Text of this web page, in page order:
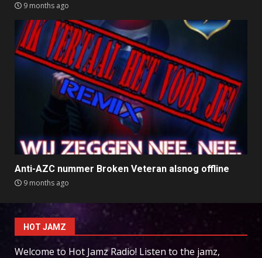
9 months ago
Anti-AZC nummer Broken Veteran alsnog offline
9 months ago
HOT JAMZ
Welcome to Hot Jamz Radio! Listen to the jamz,